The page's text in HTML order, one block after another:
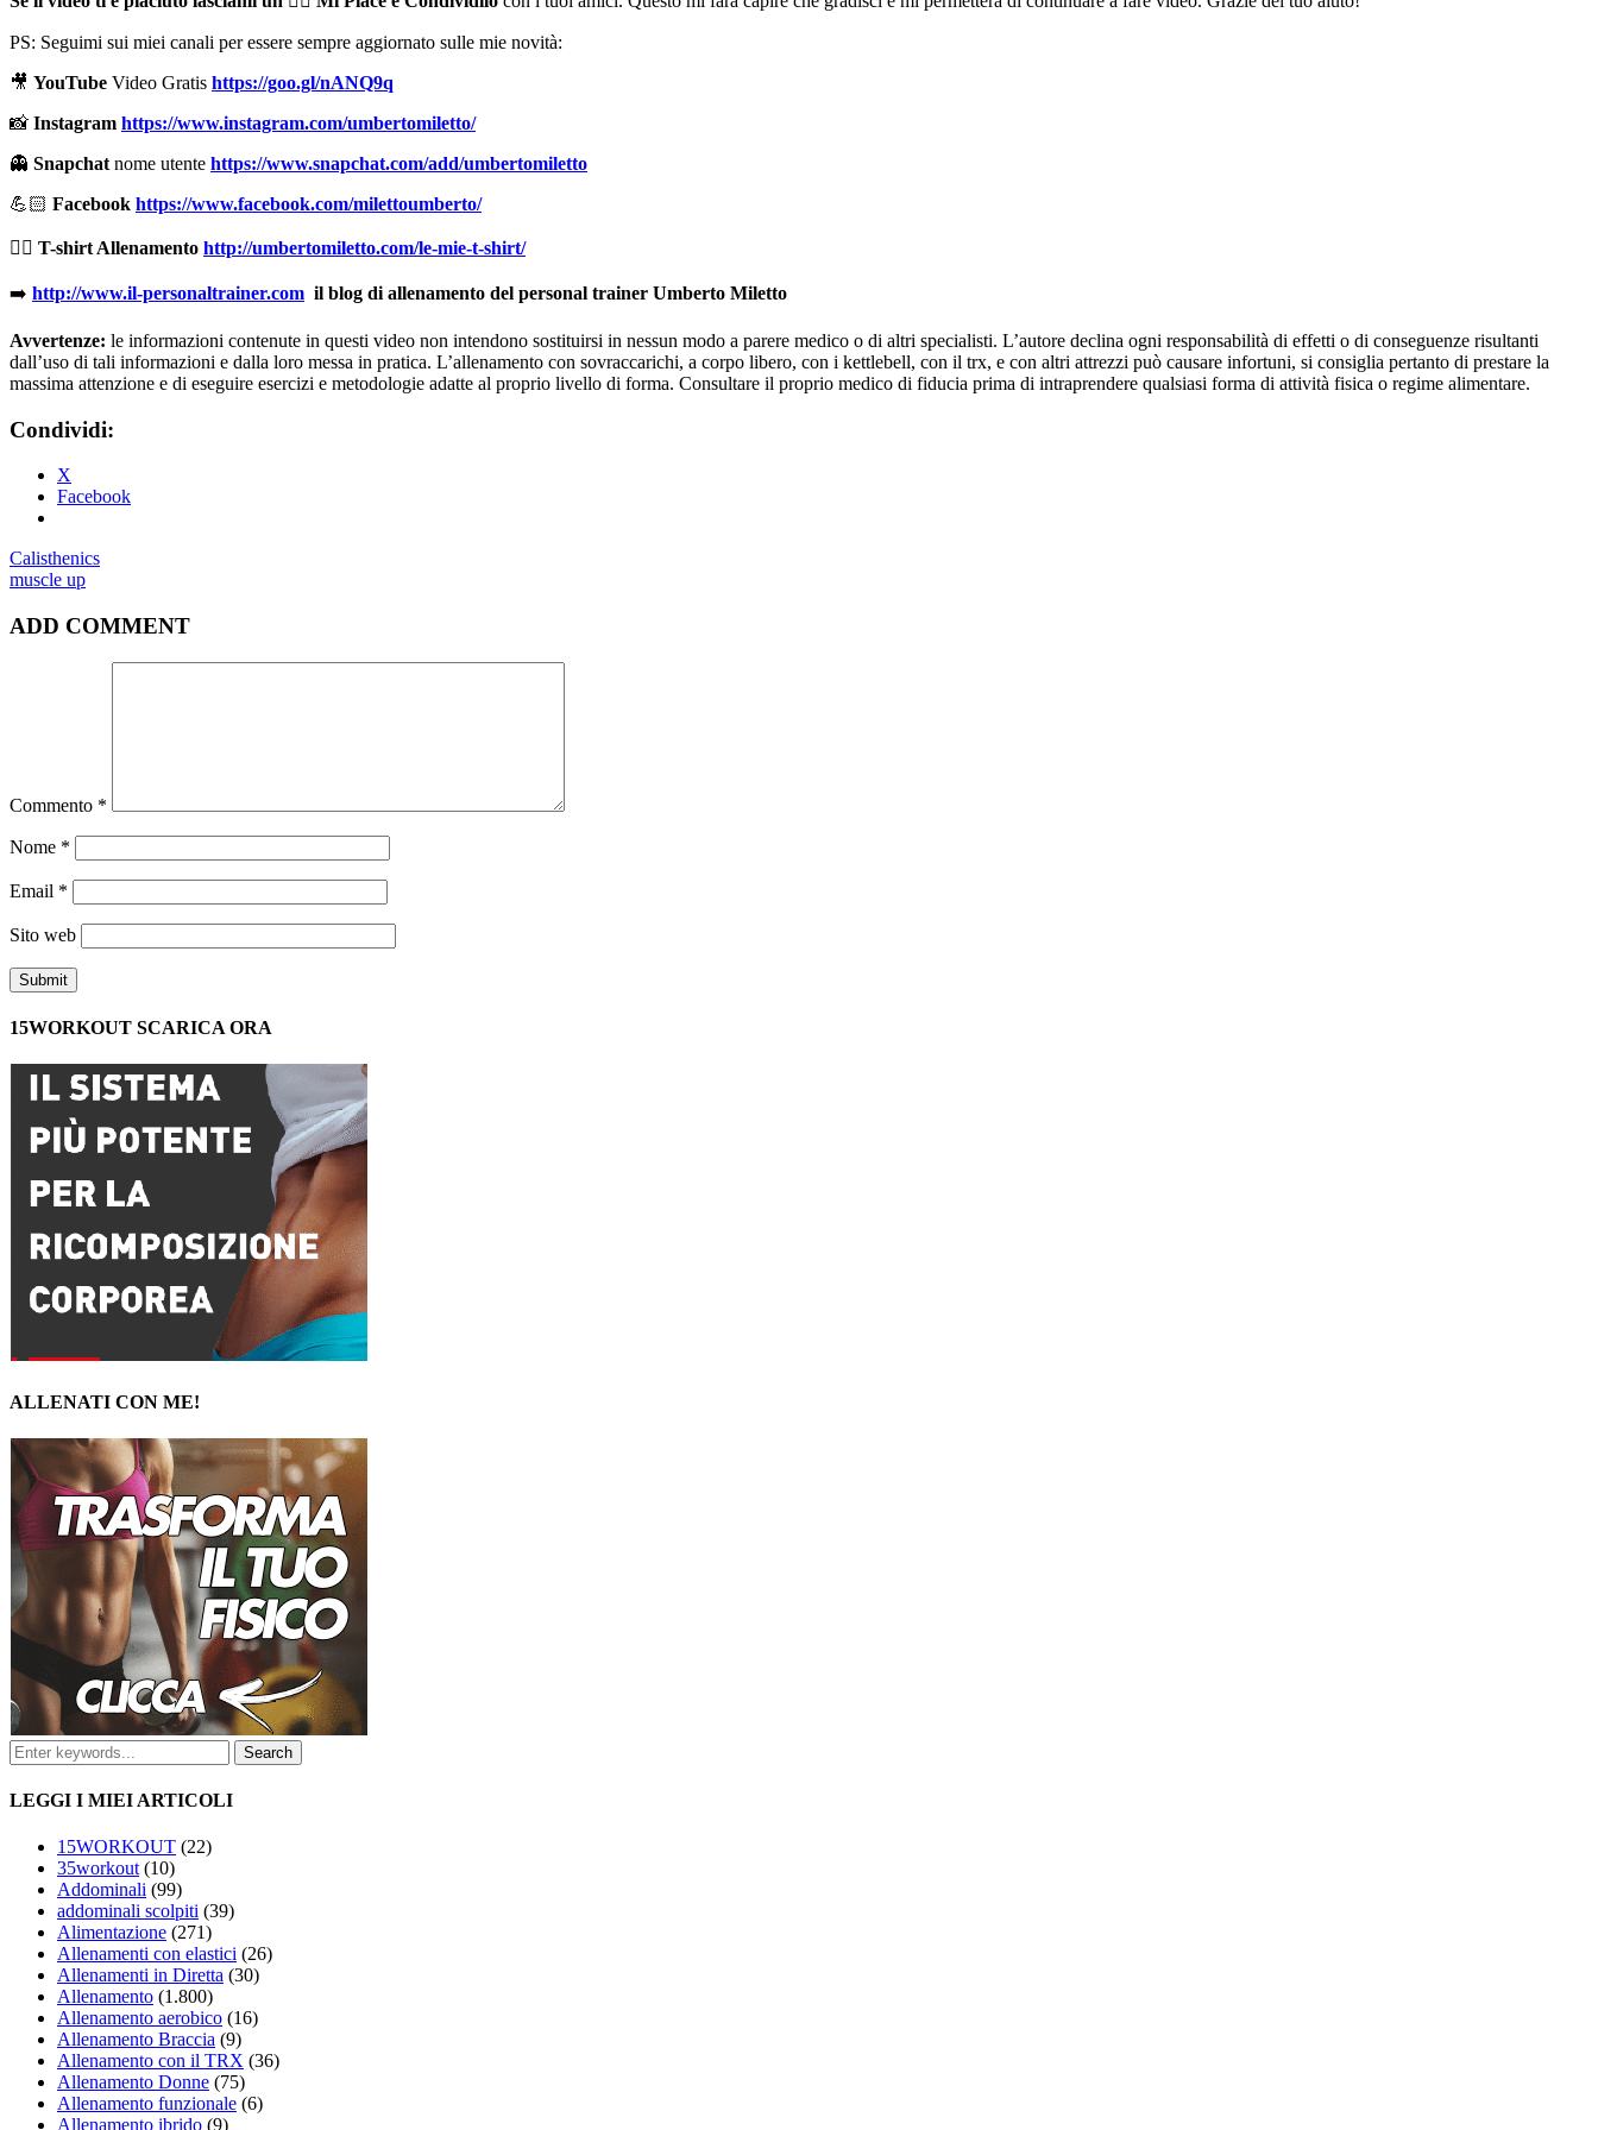
PS: Seguimi sui miei canali per essere sempre aggiornato sulle mie novità:
🎥 YouTube Video Gratis https://goo.gl/nANQ9q
📸 Instagram https://www.instagram.com/umbertomiletto/
👻 Snapchat nome utente https://www.snapchat.com/add/umbertomiletto
💪🏻 Facebook https://www.facebook.com/milettoumberto/
🏋🏻 T-shirt Allenamento http://umbertomiletto.com/le-mie-t-shirt/
➡️ http://www.il-personaltrainer.com il blog di allenamento del personal trainer Umberto Miletto
Avvertenze: le informazioni contenute in questi video non intendono sostituirsi in nessun modo a parere medico o di altri specialisti. L’autore declina ogni responsabilità di effetti o di conseguenze risultanti
dall’uso di tali informazioni e dalla loro messa in pratica. L’allenamento con sovraccarichi, a corpo libero, con i kettlebell, con il trx, e con altri attrezzi può causare infortuni, si consiglia pertanto di prestare la
massima attenzione e di eseguire esercizi e metodologie adatte al proprio livello di forma. Consultare il proprio medico di fiducia prima di intraprendere qualsiasi forma di attività fisica o regime alimentare.
Condividi:
X
Facebook
Calisthenics
muscle up
ADD COMMENT
Commento *
Nome *
Email *
Sito web
15WORKOUT SCARICA ORA
ALLENATI CON ME!
LEGGI I MIEI ARTICOLI
15WORKOUT (22)
35workout (10)
Addominali (99)
addominali scolpiti (39)
Alimentazione (271)
Allenamenti con elastici (26)
Allenamenti in Diretta (30)
Allenamento (1.800)
Allenamento aerobico (16)
Allenamento Braccia (9)
Allenamento con il TRX (36)
Allenamento Donne (75)
Allenamento funzionale (6)
Allenamento ibrido (9)